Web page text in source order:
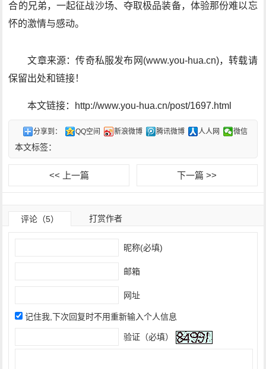
合的兄弟，一起征战沙场、夺取极品装备，体验那份难以忘
怀的激情与感动。
文章来源：传奇私服发布网(www.you-hua.cn)，转载请
保留出处和链接！
本文链接：http://www.you-hua.cn/post/1697.html
分享到： QQ空间 新浪微博 腾讯微博 人人网 微信
本文标签：
<< 上一篇 下一篇 >>
评论（5） 打赏作者
昵称(必填)
邮箱
网址
记住我,下次回复时不用重新输入个人信息
验证（必填）